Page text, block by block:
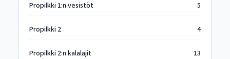
Propilkki 1:n vesistöt 5
Propilkki 2 4
Propilkki 2:n kalalajit 13